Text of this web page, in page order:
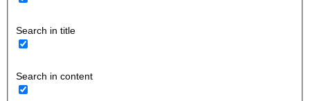
Search in title
Search in content